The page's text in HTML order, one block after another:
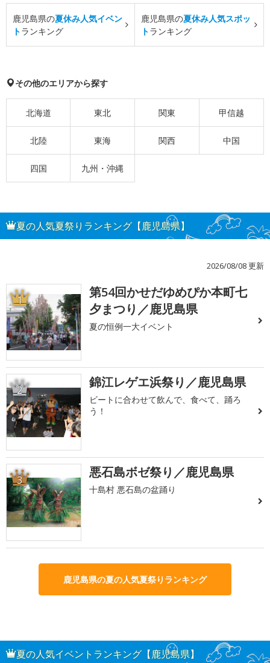
鹿児島県の夏休み人気イベン
トランキング
鹿児島県の夏休み人気スポッ
トランキング
その他のエリアから探す
北海道 東北 関東 甲信越
北陸 東海 関西 中国
四国 九州・沖縄
夏の人気夏祭りランキング【鹿児島県】
2026/08/08 更新
1
第54回かせだゆめぴか本町七
夕まつり／鹿児島県
夏の恒例一大イベント
2 錦江レゲエ浜祭り／鹿児島県
ビートに合わせて飲んで、食べて、踊ろ
う！
3 悪石島ボゼ祭り／鹿児島県
十島村 悪石島の盆踊り
鹿児島県の夏の人気夏祭りランキング
夏の人気イベントランキング【鹿児島県】